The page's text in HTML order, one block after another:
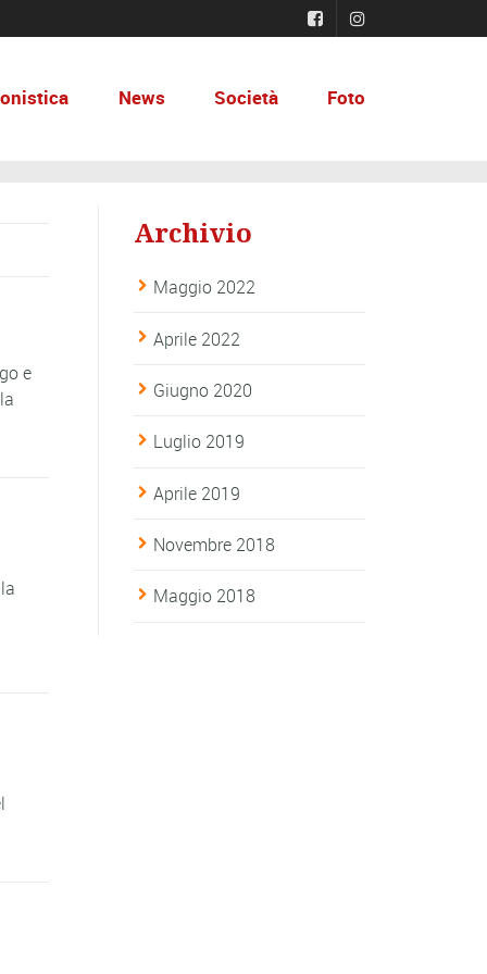
News Società Foto
e
Archivio
Maggio 2022
Aprile 2022
Giugno 2020
Luglio 2019
Aprile 2019
Novembre 2018
Maggio 2018